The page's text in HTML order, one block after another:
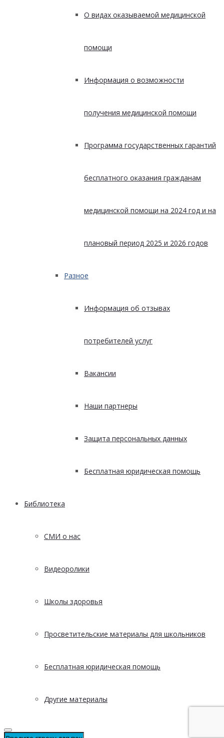
О видах оказываемой медицинской
помощи
Информация о возможности
получения медицинской помощи
Программа государственных гарантий
бесплатного оказания гражданам
медицинской помощи на 2024 год и на
плановый период 2025 и 2026 годов
Разное
Информация об отзывах
потребителей услуг
Вакансии
Наши партнеры
Защита персональных данных
Бесплатная юридическая помощь
Библиотека
СМИ о нас
Видеоролики
Школы здоровья
Просветительские материалы для школьников
Бесплатная юридическая помощь
Другие материалы